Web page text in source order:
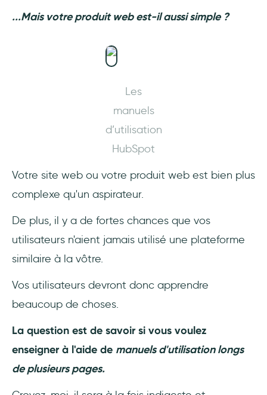
...Mais votre produit web est-il aussi simple ?
Les
manuels
d’utilisation
HubSpot
Votre site web ou votre produit web est bien plus
complexe qu'un aspirateur.
De plus, il y a de fortes chances que vos
utilisateurs n'aient jamais utilisé une plateforme
similaire à la vôtre.
Vos utilisateurs devront donc apprendre
beaucoup de choses.
La question est de savoir si vous voulez
enseigner à l'aide de manuels d'utilisation longs
de plusieurs pages.